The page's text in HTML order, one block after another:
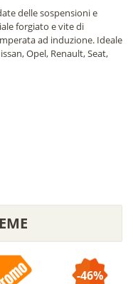
delle sospensioni e
forgiato e vite di
ad induzione. Ideale
Opel, Renault, Seat,
-46%